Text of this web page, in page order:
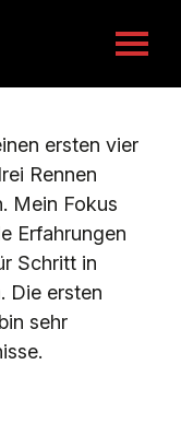
Menü
öffnen
ersten vier
Rennen
Mein Fokus
Erfahrungen
Schritt in
Die ersten
sehr